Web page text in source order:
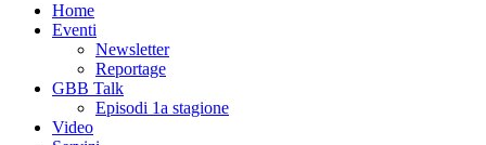
Home
Eventi
Newsletter
Reportage
GBB Talk
Episodi 1a stagione
Video